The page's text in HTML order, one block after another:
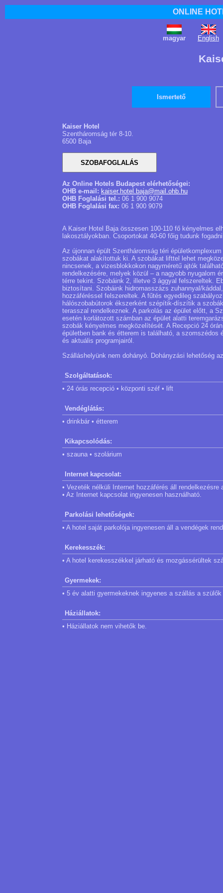
ONLINE
magyar English
Ismertető
Kaiser Hotel
Szentháromság tér 8-10.
6500 Baja
Az Online Hotels Budapest elérhetőségei:
OHB e-mail: kaiser.hotel.baja@mail.ohb.hu
OHB Foglalási tel.: 06 1 900 9074
OHB Foglalási fax: 06 1 900 9079
A Kaiser Hotel Baja összesen 100-110 fő kényelmes
lakosztályokban. Csoportokat 40-60 főig tudunk
Az újonnan épült Szentháromság téri
szobákat alakítottuk ki. A szobákat lifttel lehet
nincsenek, a vizesblokkokon nagyméretű ajtók
rendelkezésére, melyek közül – a nagyobb nyugalom
térre tekint. Szobáink 2, illetve 3 ággyal felszereltek.
biztosítani. Szobáink hidromasszázs zuhannyal/
hozzáféréssel felszereltek. A fűtés egyedileg
hálószobabútorok ékszerként szépítik-díszítik a
terasszal rendelkeznek. A parkolás az épület előtt, a
esetén korlátozott számban az épület alatti
szobák kényelmes megközelítését. A Recepció 24
épületben bank és étterem is található, a szomszédos
és aktuális programjairól.
Szálláshelyünk nem dohányó. Dohányzási lehetőség
Szolgáltatások:
• 24 órás recepció • központi széf • lift
Vendéglátás:
• drinkbár • étterem
Kikapcsolódás:
• szauna • szolárium
Internet kapcsolat:
• Vezeték nélküli Internet hozzáférés áll rendelkezésre
• Az Internet kapcsolat ingyenesen használható.
Parkolási lehetőségek:
• A hotel saját parkolója ingyenesen áll a vendégek
Kerekesszék:
• A hotel kerekesszékkel járható és mozgássérültek
Gyermekek:
• 5 év alatti gyermekeknek ingyenes a szállás a
Háziállatok:
• Háziállatok nem vihetők be.